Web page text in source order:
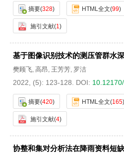
摘要(328) HTML全文(99)
施引文献(1)
基于图像识别技术的测压管群水
樊顾飞, 高昂, 王芳芳, 罗洁
2022, (5): 123-128. DOI:
摘要(420) HTML全文(165)
施引文献(4)
协整和集对分析法在降雨资料短